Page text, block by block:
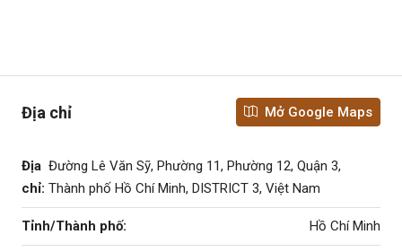
Địa chỉ Mở Google Maps
Địa
chỉ:
Đường Lê Văn Sỹ, Phường 11, Phường 12, Quận 3,
Thành phố Hồ Chí Minh, DISTRICT 3, Việt Nam
Tỉnh/Thành phố: Hồ Chí Minh